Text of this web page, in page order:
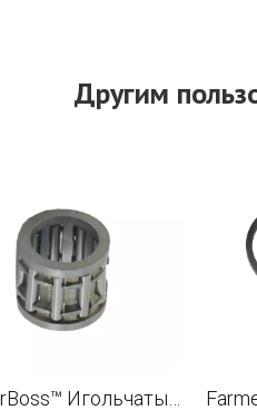
Другим
FarmerBoss™ Игольчатый ролик поршня 12x17x13 для STL TS700 TS800 Бетонорез MS660 Щеткорез OEM 9512 003 3281